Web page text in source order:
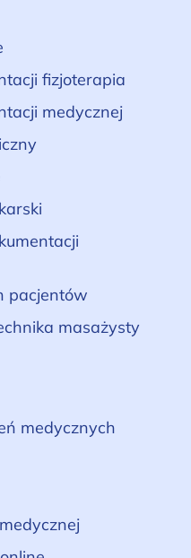
fizjoterapia
medycznej
pacjentów
masażysty
medycznych